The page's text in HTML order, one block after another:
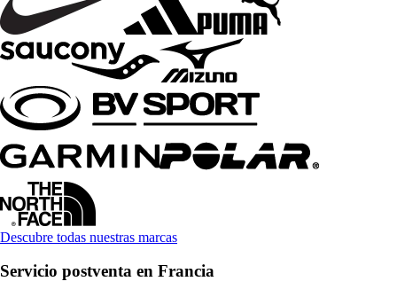
Descubre todas nuestras marcas
Servicio postventa en Francia